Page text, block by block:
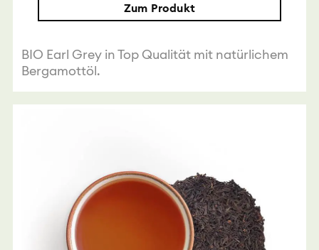
Zum Produkt
BIO Earl Grey in Top Qualität mit natürlichem
Bergamottöl.